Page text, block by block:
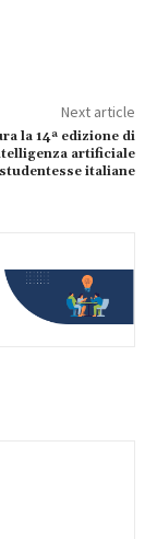
Next article
la 14ª edizione di
artificiale
italiane